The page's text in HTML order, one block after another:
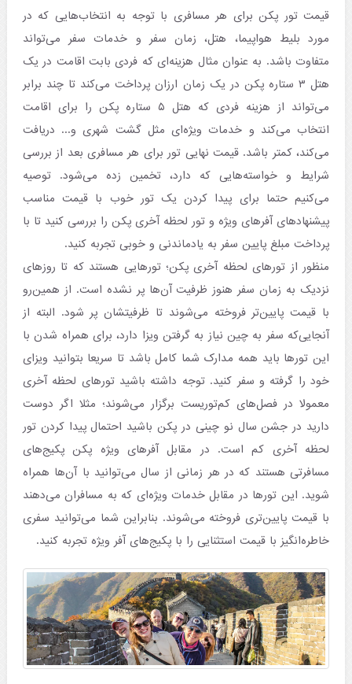
قیمت تور پکن برای هر مسافری با توجه به انتخاب‌هایی که در
مورد بلیط هواپیما، هتل، زمان سفر و خدمات سفر می‌تواند
متفاوت باشد. به عنوان مثال هزینه‌ای که فردی بابت اقامت در یک
هتل ۳ ستاره پکن در یک زمان ارزان پرداخت می‌کند تا چند برابر
می‌تواند از هزینه فردی که هتل ۵ ستاره پکن را برای اقامت
انتخاب می‌کند و خدمات ویژه‌ای مثل گشت شهری و... دریافت
می‌کند، کمتر باشد. قیمت نهایی تور برای هر مسافری بعد از بررسی
شرایط و خواسته‌هایی که دارد، تخمین زده می‌شود. توصیه
می‌کنیم حتما برای پیدا کردن یک تور خوب با قیمت مناسب
پیشنهادهای آفرهای ویژه و تور لحظه آخری پکن را بررسی کنید تا با
پرداخت مبلغ پایین سفر به یادماندنی و خوبی تجربه کنید.
منظور از تورهای لحظه آخری پکن؛ تورهایی هستند که تا روزهای
نزدیک به زمان سفر هنوز ظرفیت آن‌ها پر نشده است. از همین‌رو
با قیمت پایین‌تر فروخته می‌شوند تا ظرفیتشان پر شود. البته از
آنجایی‌که سفر به چین نیاز به گرفتن ویزا دارد، برای همراه شدن با
این تورها باید همه مدارک شما کامل باشد تا سریعا بتوانید ویزای
خود را گرفته و سفر کنید. توجه داشته باشید تورهای لحظه آخری
معمولا در فصل‌های کم‌توریست برگزار می‌شوند؛ مثلا اگر دوست
دارید در جشن سال نو چینی در پکن باشید احتمال پیدا کردن تور
لحظه آخری کم است. در مقابل آفرهای ویژه پکن پکیج‌های
مسافرتی هستند که در هر زمانی از سال می‌توانید با آن‌ها همراه
شوید. این تورها در مقابل خدمات ویژه‌ای که به مسافران می‌دهند
با قیمت پایین‌تری فروخته می‌شوند. بنابراین شما می‌توانید سفری
خاطره‌انگیز با قیمت استثنایی را با پکیج‌های آفر ویژه تجربه کنید.